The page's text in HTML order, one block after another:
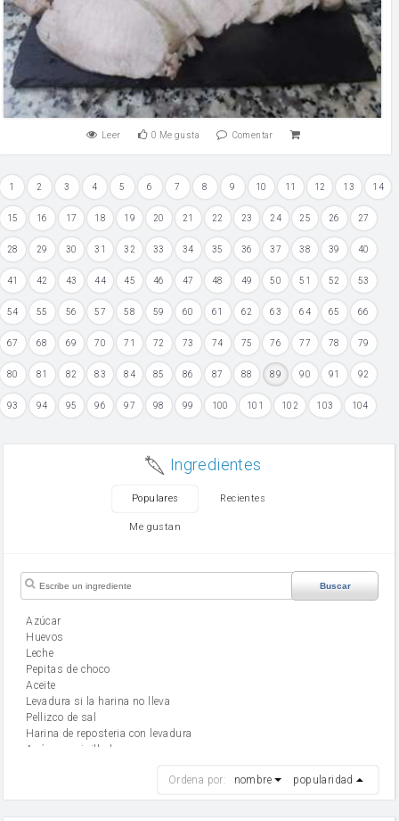
Leer 0 Me gusta Comentar
1 2 3 4 5 6 7 8 9 10 11 12 13 14
15 16 17 18 19 20 21 22 23 24 25 26 27
28 29 30 31 32 33 34 35 36 37 38 39 40
41 42 43 44 45 46 47 48 49 50 51 52 53
54 55 56 57 58 59 60 61 62 63 64 65 66
67 68 69 70 71 72 73 74 75 76 77 78 79
80 81 82 83 84 85 86 87 88 89 90 91 92
93 94 95 96 97 98 99 100 101 102 103 104
Ingredientes
Populares Recientes
Me gustan
Buscar
Azúcar
huevos
leche
Pepitas de choco
aceite
Levadura si la harina no lleva
Pellizco de sal
Harina de reposteria con levadura
Azúcar avainillado
mantequilla
Ordena por: nombre popularidad